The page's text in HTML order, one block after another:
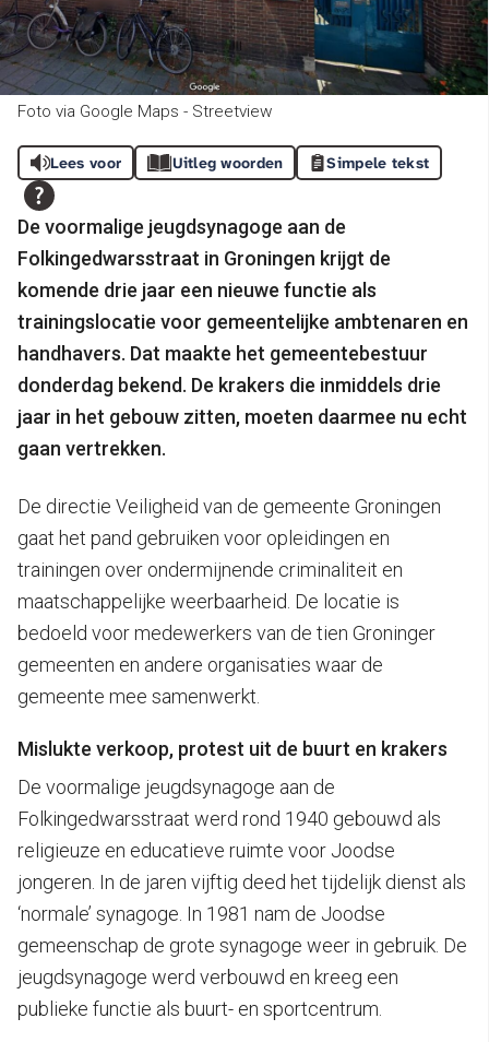
Foto via Google Maps - Streetview
Lees voor Uitleg woorden Simpele tekst
De voormalige jeugdsynagoge aan de
Folkingedwarsstraat in Groningen krijgt de
komende drie jaar een nieuwe functie als
trainingslocatie voor gemeentelijke ambtenaren en
handhavers. Dat maakte het gemeentebestuur
donderdag bekend. De krakers die inmiddels drie
jaar in het gebouw zitten, moeten daarmee nu echt
gaan vertrekken.
De directie Veiligheid van de gemeente Groningen
gaat het pand gebruiken voor opleidingen en
trainingen over ondermijnende criminaliteit en
maatschappelijke weerbaarheid. De locatie is
bedoeld voor medewerkers van de tien Groninger
gemeenten en andere organisaties waar de
gemeente mee samenwerkt.
Mislukte verkoop, protest uit de buurt en krakers
De voormalige jeugdsynagoge aan de
Folkingedwarsstraat werd rond 1940 gebouwd als
religieuze en educatieve ruimte voor Joodse
jongeren. In de jaren vijftig deed het tijdelijk dienst als
‘normale’ synagoge. In 1981 nam de Joodse
gemeenschap de grote synagoge weer in gebruik. De
jeugdsynagoge werd verbouwd en kreeg een
publieke functie als buurt- en sportcentrum.